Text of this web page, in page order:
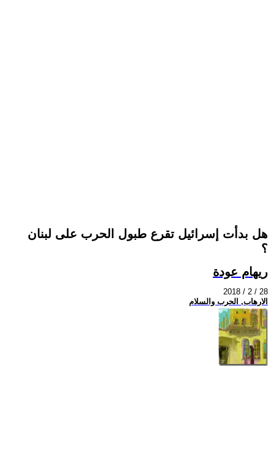
هل بدأت إسرائيل تقرع طبول الحرب على لبنان
؟
ريهام عودة
2018 / 2 / 28
الارهاب, الحرب والسلام